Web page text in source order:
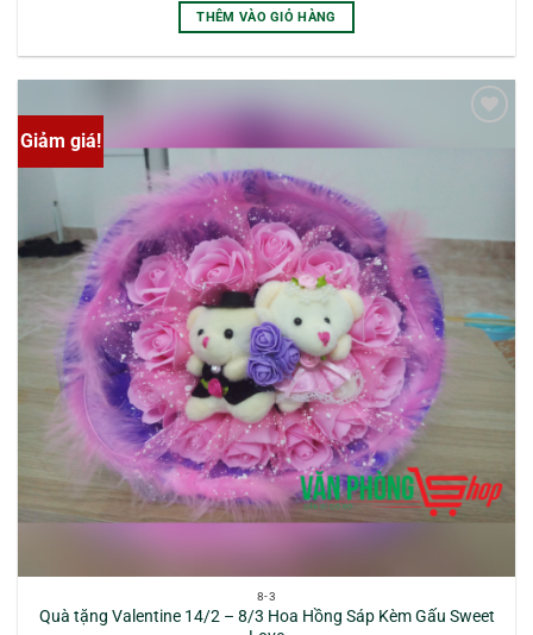
THÊM VÀO GIỎ HÀNG
Giảm giá!
8-3
Quà tặng Valentine 14/2 – 8/3 Hoa Hồng Sáp Kèm Gấu Sweet